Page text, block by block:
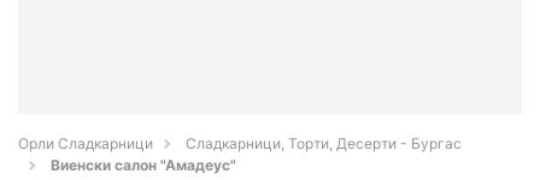
Орли Сладкарници
Сладкарници, Торти, Десерти - Бургас
Виенски салон "Амадеус"